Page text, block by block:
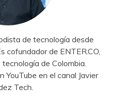
de tecnología desde
cofundador de ENTER.CO,
de Colombia.
YouTube en el canal Javier
Tech.